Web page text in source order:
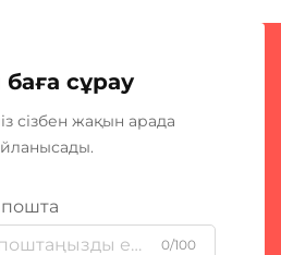
баға сұрау
сізбен жақын арада
0/100